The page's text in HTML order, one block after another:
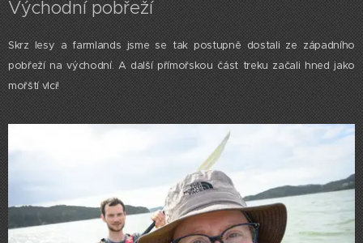
Východní pobřeží
Skrz lesy a farmlands jsme se tak postupně dostali ze západního
pobřeží na východní. A další přímořskou část treku začali hned jako
mořští vlci!